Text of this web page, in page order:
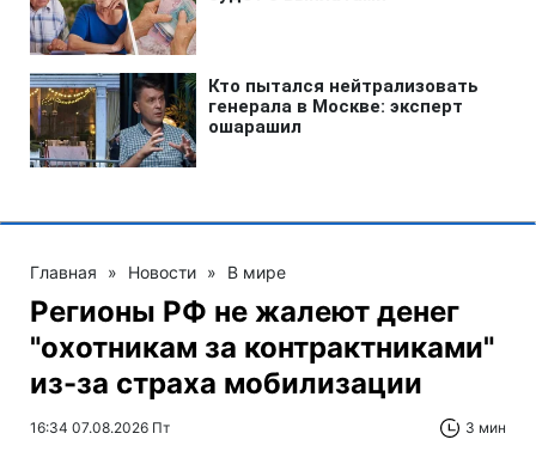
Главная » Новости » В мире
Регионы РФ не жалеют денег
"охотникам за контрактниками"
из-за страха мобилизации
16:34 07.08.2026 Пт 3 мин